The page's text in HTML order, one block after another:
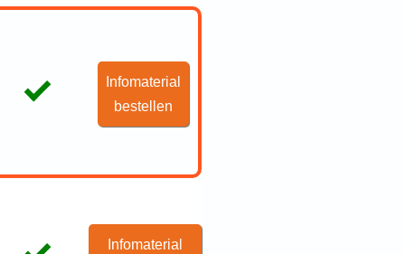
Infomaterial
bestellen
Infomaterial